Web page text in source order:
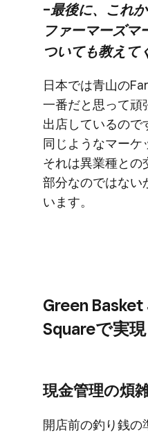
–最後に、​これ
ファーマーズマ
ついても​教えて
日本では​青山の​
一番だと​思って​頑
出店しているので
同じような​マーケ
それは​異業種との​
部分なのではない
います。
Green
Squareで​実
現金管理の​煩
開店前の​釣り銭の​